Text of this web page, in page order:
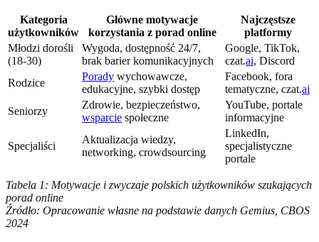
Kategoria
użytkowników
Główne motywacje
korzystania z porad online
Najczęstsze
platformy
Młodzi dorośli
(18-30)
Wygoda, dostępność 24/7,
brak barier komunikacyjnych
Google, TikTok,
czat.ai, Discord
Rodzice
Porady wychowawcze,
edukacyjne, szybki dostęp
Facebook, fora
tematyczne, czat.ai
Seniorzy
Zdrowie, bezpieczeństwo,
wsparcie społeczne
YouTube, portale
informacyjne
Specjaliści
Aktualizacja wiedzy,
networking, crowdsourcing
LinkedIn,
specjalistyczne
portale
Tabela 1: Motywacje i zwyczaje polskich użytkowników szukających
porad online
Źródło: Opracowanie własne na podstawie danych Gemius, CBOS
2024